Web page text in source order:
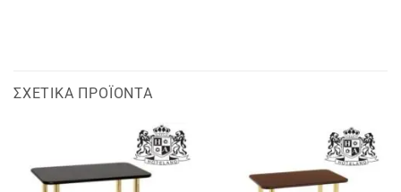
ΣΧΕΤΙΚΆ ΠΡΟΪΌΝΤΑ